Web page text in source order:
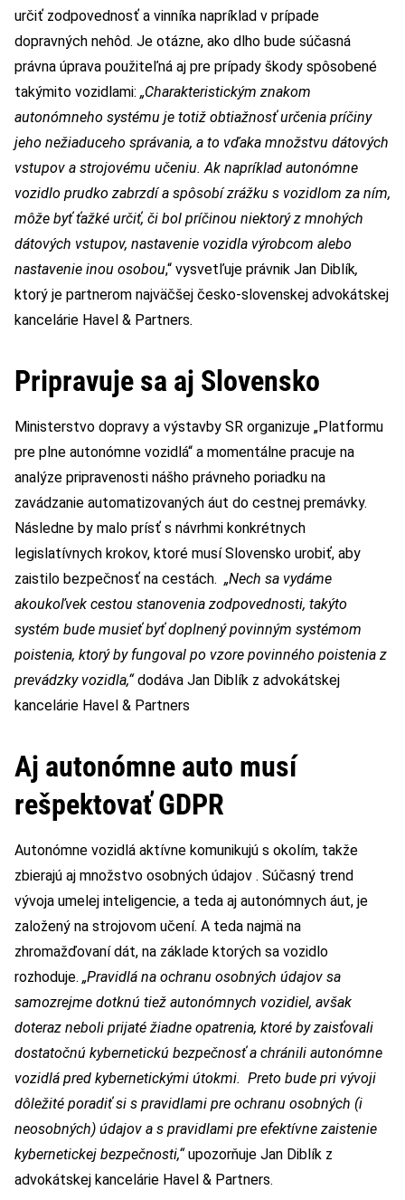
určiť zodpovednosť a vinníka napríklad v prípade
dopravných nehôd. Je otázne, ako dlho bude súčasná
právna úprava použiteľná aj pre prípady škody spôsobené
takýmito vozidlami: „Charakteristickým znakom
autonómneho systému je totiž obtiažnosť určenia príčiny
jeho nežiaduceho správania, a to vďaka množstvu dátových
vstupov a strojovému učeniu. Ak napríklad autonómne
vozidlo prudko zabrzdí a spôsobí zrážku s vozidlom za ním,
môže byť ťažké určiť, či bol príčinou niektorý z mnohých
dátových vstupov, nastavenie vozidla výrobcom alebo
nastavenie inou osobou,“ vysvetľuje právnik Jan Diblík,
ktorý je partnerom najväčšej česko-slovenskej advokátskej
kancelárie Havel & Partners.
Pripravuje sa aj Slovensko
Ministerstvo dopravy a výstavby SR organizuje „Platformu
pre plne autonómne vozidlá“ a momentálne pracuje na
analýze pripravenosti nášho právneho poriadku na
zavádzanie automatizovaných áut do cestnej premávky.
Následne by malo prísť s návrhmi konkrétnych
legislatívnych krokov, ktoré musí Slovensko urobiť, aby
zaistilo bezpečnosť na cestách. „Nech sa vydáme
akoukoľvek cestou stanovenia zodpovednosti, takýto
systém bude musieť byť doplnený povinným systémom
poistenia, ktorý by fungoval po vzore povinného poistenia z
prevádzky vozidla,“dodáva Jan Diblík z advokátskej
kancelárie Havel & Partners
Aj autonómne auto musí
rešpektovať GDPR
Autonómne vozidlá aktívne komunikujú s okolím, takže
zbierajú aj množstvo osobných údajov . Súčasný trend
vývoja umelej inteligencie, a teda aj autonómnych áut, je
založený na strojovom učení. A teda najmä na
zhromažďovaní dát, na základe ktorých sa vozidlo
rozhoduje. „Pravidlá na ochranu osobných údajov sa
samozrejme dotknú tiež autonómnych vozidiel, avšak
doteraz neboli prijaté žiadne opatrenia, ktoré by zaisťovali
dostatočnú kybernetickú bezpečnosť a chránili autonómne
vozidlá pred kybernetickými útokmi. Preto bude pri vývoji
dôležité poradiť si s pravidlami pre ochranu osobných (i
neosobných) údajov a s pravidlami pre efektívne zaistenie
kybernetickej bezpečnosti,“upozorňuje Jan Diblík z
advokátskej kancelárie Havel & Partners.